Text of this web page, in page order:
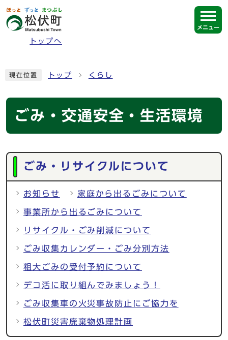
ページの先頭です
トップへ
メニュー
現在位置 トップ くらし
ごみ・交通安全・生活環境
メインメニュー
ごみ・リサイクルについて
お知らせ 家庭から出るごみについて
事業所から出るごみについて
リサイクル・ごみ削減について
ごみ収集カレンダー・ごみ分別方法
粗大ごみの受付予約について
デコ活に取り組んでみましょう！
ごみ収集車の火災事故防止にご協力を
松伏町災害廃棄物処理計画